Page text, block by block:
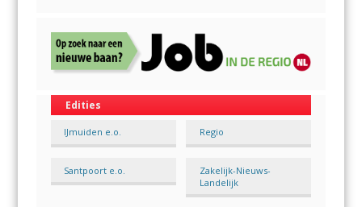
Edities
IJmuiden e.o. Regio
Santpoort e.o.
Zakelijk-Nieuws-
Landelijk